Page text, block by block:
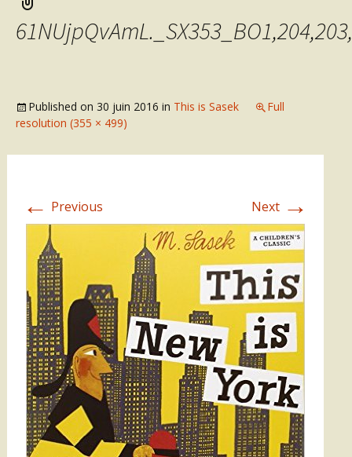
Published on 30 juin 2016 in This is Sasek
Full
resolution (355 × 499)
← Previous Next →